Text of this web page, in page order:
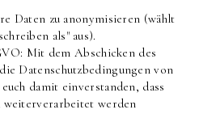
Daten zu anonymisieren (wählt
als" aus).
Mit dem Abschicken des
Datenschutzbedingungen von
damit einverstanden, dass
weiterverarbeitet werden